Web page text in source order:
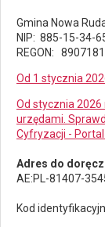
Gmina Nowa
NIP: 885-15-34-
REGON:
Od 1 stycznia
Od stycznia
urzędami.
Cyfryzacji - Portal
Adres do
AE:PL-81407-
Kod